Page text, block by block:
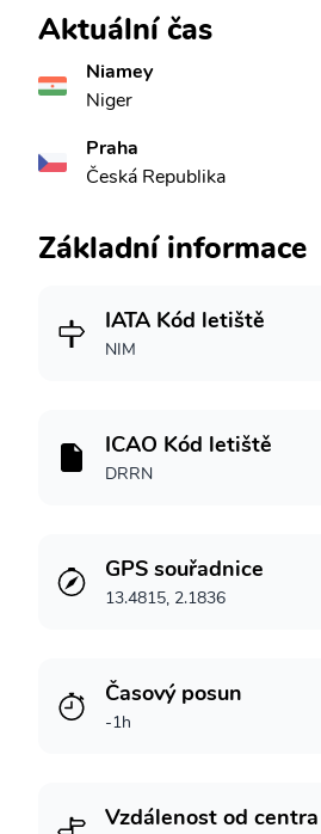
Aktuální čas
Niamey
Niger
Praha
Česká Republika
Základní informace
IATA Kód letiště
NIM
ICAO Kód letiště
DRRN
GPS souřadnice
13.4815, 2.1836
Časový posun
-1h
Vzdálenost od centra